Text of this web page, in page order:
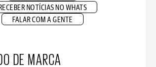
RECEBER NOTÍCIAS NO WHATS
FALAR COM A GENTE
DE MARCA